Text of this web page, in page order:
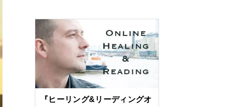
『ヒーリング&リーディングオ